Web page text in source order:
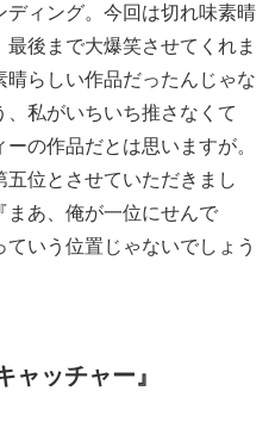
ィング。今回は切れ味素晴
後まで大爆笑させてくれま
らしい作品だったんじゃな
私がいちいち推さなくて
の作品だとは思いますが。
五位とさせていただきまし
まあ、俺が一位にせんで
いう位置じゃないでしょう
ャッチャー』